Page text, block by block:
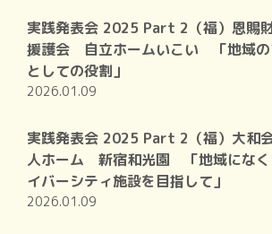
実践発表会 2025 Part 2（福）恩賜
援護会 自立ホームいこい 「地域の
としての役割」
2026.01.09
実践発表会 2025 Part 2（福）大和
人ホーム 新宿和光園 「地域になく
イバーシティ施設を目指して」
2026.01.09